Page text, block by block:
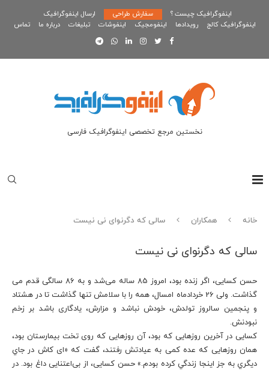
اینفوگرافیک چیست ؟ سفارش طراحی
ارسال اینفوگرافیک
اینفوگرافیک کالج
رویدادها اینفومجیک اینفوشات تبلیغات درباره ما تماس
نخستین مرجع تخصصی اینفوگرافیک فارسی
خانه همکاران سالی که دگرنوای نی نیست
سالی که دگرنوای نی نیست
حسن کسایی، اگر زنده بود، امروز 85 ساله می شد و به 86 سالگی قدم می
گذاشت. ولی 26 خردادماه امسال، همه را با سلامش تنها گذاشت تا در هشتاد
و پنجمین سالروز تولدش، خودش نباشد و مزارش، یادگاری باشد بر زخم
نبودنش.
کسایی در آخرین‌ روزهایی که بود، آن روزهایی که روی تخت بیمارستان بود،
همان روزهایی که عده کمی به عیادتش رفتند، گفت که «ای کاش در جاي
ديگري به جز اينجا زندگي كرده بودم.» حسن کسایی، از بی‌اعتنایی داغ بود. در